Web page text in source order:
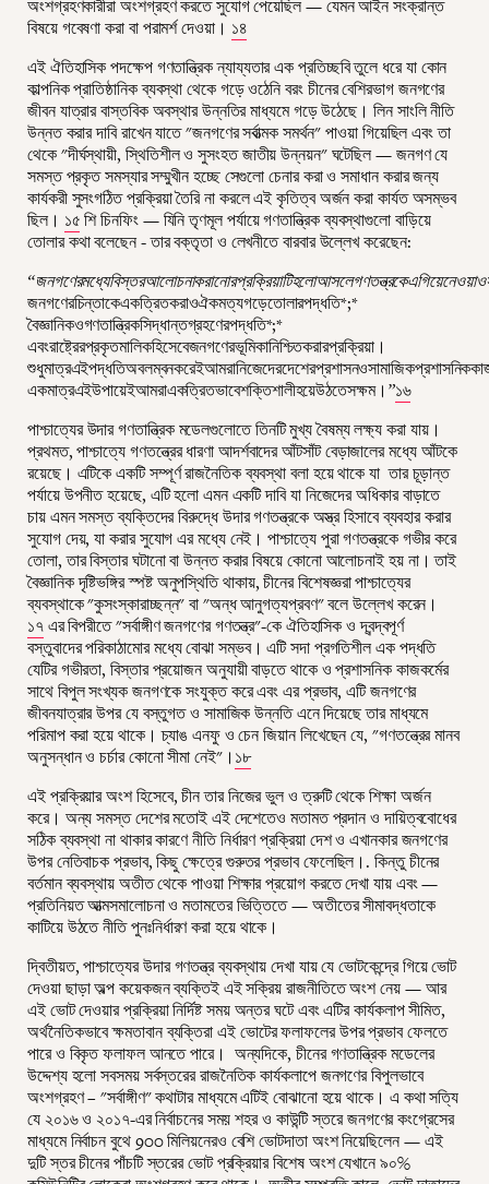
অংশগ্রহণকারীরা অংশগ্রহণ করতে সুযোগ পেয়েছিল — যেমন আইন সংক্রান্ত
বিষয়ে গবেষণা করা বা পরামর্শ দেওয়া। ১৪
এই ঐতিহাসিক পদক্ষেপ গণতান্ত্রিক ন্যায্যতার এক প্রতিচ্ছবি তুলে ধরে যা কোন
কাল্পনিক প্রাতিষ্ঠানিক ব্যবস্থা থেকে গড়ে ওঠেনি বরং চীনের বেশিরভাগ জনগণের
জীবন যাত্রার বাস্তবিক অবস্থার উন্নতির মাধ্যমে গড়ে উঠেছে। লিন সাংলি নীতি
উন্নত করার দাবি রাখেন যাতে "জনগণের সর্বাত্মক সমর্থন" পাওয়া গিয়েছিল এবং তা
থেকে "দীর্ঘস্থায়ী, স্থিতিশীল ও সুসংহত জাতীয় উন্নয়ন" ঘটেছিল — জনগণ যে
সমস্ত প্রকৃত সমস্যার সম্মুখীন হচ্ছে সেগুলো চেনার করা ও সমাধান করার জন্য
কার্যকরী সুসংগঠিত প্রক্রিয়া তৈরি না করলে এই কৃতিত্ব অর্জন করা কার্যত অসম্ভব
ছিল। ১৫শি চিনফিং — যিনি তৃণমূল পর্যায়ে গণতান্ত্রিক ব্যবস্থাগুলো বাড়িয়ে
তোলার কথা বলেছেন - তার বক্তৃতা ও লেখনীতে বারবার উল্লেখ করেছেন:
“
জনগণেরচিন্তাকেএকত্রিতকরাওঐকমত্যগড়েতোলারপদ্ধতি*;*
বৈজ্ঞানিকওগণতান্ত্রিকসিদ্ধান্তগ্রহণেরপদ্ধতি*;*
এবংরাষ্ট্রেরপ্রকৃতমালিকহিসেবেজনগণেরভূমিকানিশ্চিতকরারপ্রক্রিয়া।
একমাত্রএইউপায়েইআমরাএকত্রিতভাবেশক্তিশালীহয়েউঠতেসক্ষম। ”১৬
পাশ্চাত্যের উদার গণতান্ত্রিক মডেলগুলোতে তিনটি মুখ্য বৈষম্য লক্ষ্য করা যায়।
প্রথমত, পাশ্চাত্যে গণতন্ত্রের ধারণা আদর্শবাদের আঁটসাঁট বেড়াজালের মধ্যে আঁটকে
রয়েছে। এটিকে একটি সম্পূর্ণ রাজনৈতিক ব্যবস্থা বলা হয়ে থাকে যা তার চূড়ান্ত
পর্যায়ে উপনীত হয়েছে, এটি হলো এমন একটি দাবি যা নিজেদের অধিকার বাড়াতে
চায় এমন সমস্ত ব্যক্তিদের বিরুদ্ধে উদার গণতন্ত্রকে অস্ত্র হিসাবে ব্যবহার করার
সুযোগ দেয়, যা করার সুযোগ এর মধ্যে নেই। পাশ্চাত্যে পুরা গণতন্ত্রকে গভীর করে
তোলা, তার বিস্তার ঘটানো বা উন্নত করার বিষয়ে কোনো আলোচনাই হয় না। তাই
বৈজ্ঞানিক দৃষ্টিভঙ্গির স্পষ্ট অনুপস্থিতি থাকায়, চীনের বিশেষজ্ঞরা পাশ্চাত্যের
ব্যবস্থাকে "কুসংস্কারাচ্ছন্ন" বা "অন্ধ আনুগত্যপ্রবণ" বলে উল্লেখ করেন।
১৭এর বিপরীতে "সর্বাঙ্গীণ জনগণের গণতন্ত্র"-কে ঐতিহাসিক ও দ্বন্দ্বপূর্ণ
বস্তুবাদের পরিকাঠামোর মধ্যে বোঝা সম্ভব। এটি সদা প্রগতিশীল এক পদ্ধতি
যেটির গভীরতা, বিস্তার প্রয়োজন অনুযায়ী বাড়তে থাকে ও প্রশাসনিক কাজকর্মের
সাথে বিপুল সংখ্যক জনগণকে সংযুক্ত করে এবং এর প্রভাব, এটি জনগণের
জীবনযাত্রার উপর যে বস্তুগত ও সামাজিক উন্নতি এনে দিয়েছে তার মাধ্যমে
পরিমাপ করা হয়ে থাকে। চ্যাঙ এনফু ও চেন জিয়ান লিখেছেন যে, "গণতন্ত্রের মানব
অনুসন্ধান ও চর্চার কোনো সীমা নেই"। ১৮
এই প্রক্রিয়ার অংশ হিসেবে, চীন তার নিজের ভুল ও ত্রুটি থেকে শিক্ষা অর্জন
করে। অন্য সমস্ত দেশের মতোই এই দেশেতেও মতামত প্রদান ও দায়িত্ববোধের
সঠিক ব্যবস্থা না থাকার কারণে নীতি নির্ধারণ প্রক্রিয়া দেশ ও এখানকার জনগণের
উপর নেতিবাচক প্রভাব, কিছু ক্ষেত্রে গুরুতর প্রভাব ফেলেছিল।. কিন্তু চীনের
বর্তমান ব্যবস্থায় অতীত থেকে পাওয়া শিক্ষার প্রয়োগ করতে দেখা যায় এবং —
প্রতিনিয়ত আত্মসমালোচনা ও মতামতের ভিত্তিতে — অতীতের সীমাবদ্ধতাকে
কাটিয়ে উঠতে নীতি পুনঃনির্ধারণ করা হয়ে থাকে।
দ্বিতীয়ত, পাশ্চাত্যের উদার গণতন্ত্র ব্যবস্থায় দেখা যায় যে ভোটকেন্দ্রে গিয়ে ভোট
দেওয়া ছাড়া অল্প কয়েকজন ব্যক্তিই এই সক্রিয় রাজনীতিতে অংশ নেয় — আর
এই ভোট দেওয়ার প্রক্রিয়া নির্দিষ্ট সময় অন্তর ঘটে এবং এটির কার্যকলাপ সীমিত,
অর্থনৈতিকভাবে ক্ষমতাবান ব্যক্তিরা এই ভোটের ফলাফলের উপর প্রভাব ফেলতে
পারে ও বিকৃত ফলাফল আনতে পারে। অন্যদিকে, চীনের গণতান্ত্রিক মডেলের
উদ্দেশ্য হলো সবসময় সর্বস্তরের রাজনৈতিক কার্যকলাপে জনগণের বিপুলভাবে
অংশগ্রহণ – "সর্বাঙ্গীণ" কথাটার মাধ্যমে এটিই বোঝানো হয়ে থাকে। এ কথা সত্যি
যে ২০১৬ ও ২০১৭-এর নির্বাচনের সময় শহর ও কাউন্টি স্তরে জনগণের কংগ্রেসের
মাধ্যমে নির্বাচন বুথে 900 মিলিয়নেরও বেশি ভোটদাতা অংশ নিয়েছিলেন — এই
দুটি স্তর চীনের পাঁচটি স্তরের ভোট প্রক্রিয়ার বিশেষ অংশ যেখানে ৯০%